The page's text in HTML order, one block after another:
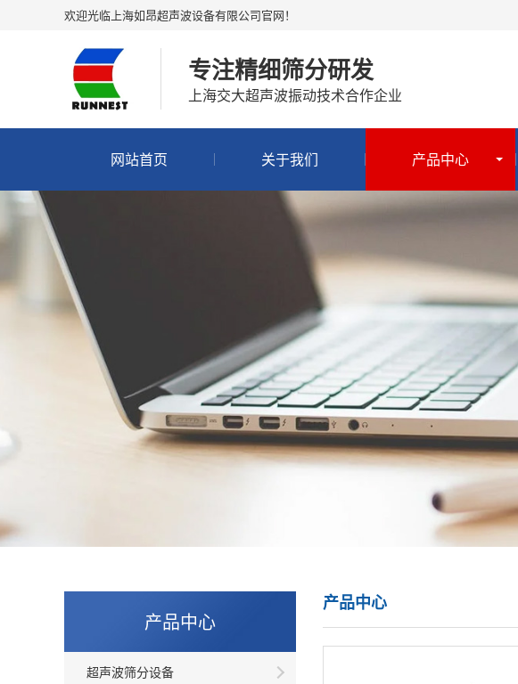
欢迎光临上海如昂超声波设备有限公司官网！
专注精细筛分研发
上海交大超声波振动技术合作企业
网站首页 关于我们 产品中心
产品中心
超声波筛分设备
产品中心